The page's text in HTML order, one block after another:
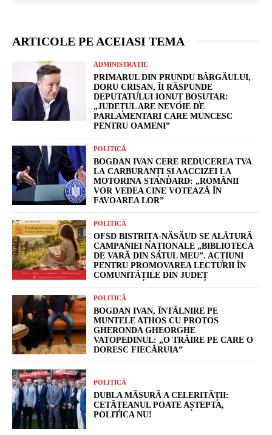
ARTICOLE PE ACEIASI TEMA
ADMINISTRAȚIE
PRIMARUL DIN PRUNDU BÂRGĂULUI,
DORU CRIȘAN, ÎI RĂSPUNDE
DEPUTATULUI IONUȚ BOȘUTAR:
„JUDEȚUL ARE NEVOIE DE
PARLAMENTARI CARE MUNCESC
PENTRU OAMENI”
POLITICĂ
BOGDAN IVAN CERE REDUCEREA TVA
LA CARBURANȚI ȘI AACCIZEI LA
MOTORINA STANDARD: „ROMÂNII
VOR VEDEA CINE VOTEAZĂ ÎN
FAVOAREA LOR”
POLITICĂ
OFSD BISTRIȚA-NĂSĂUD SE ALĂTURĂ
CAMPANIEI NAȚIONALE „BIBLIOTECA
DE VARĂ DIN SATUL MEU”. ACȚIUNI
PENTRU PROMOVAREA LECTURII ÎN
COMUNITĂȚILE DIN JUDEȚ
POLITICĂ
BOGDAN IVAN, ÎNTÂLNIRE PE
MUNTELE ATHOS CU PROTOS
GHERONDA GHEORGHE
VATOPEDINUL: „O TRĂIRE PE CARE O
DORESC FIECĂRUIA”
POLITICĂ
DUBLA MĂSURĂ A CELERITĂȚII:
CETĂȚEANUL POATE AȘTEPTA,
POLITICA NU!